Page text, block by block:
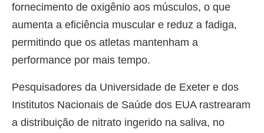
fornecimento de oxigênio aos músculos, o que
aumenta a eficiência muscular e reduz a fadiga,
permitindo que os atletas mantenham a
performance por mais tempo.
Pesquisadores da Universidade de Exeter e dos
Institutos Nacionais de Saúde dos EUA rastrearam
a distribuição de nitrato ingerido na saliva, no